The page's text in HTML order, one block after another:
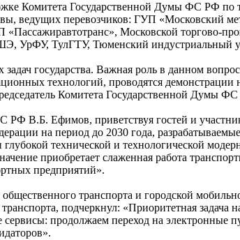
Комитета Государственной Думы ФС РФ по
ведущих перевозчиков: ГУП «Московский
Московской торгово-
Тюменский индустриальный
государства. Важная роль в данном
технологий, проводятся демонстрации
Комитета Государственной Думы
В.Б. Ефимов, приветствуя гостей и
на период до 2030 года,
глубокой технической и технологической
приобретает слаженная работа
предприятий».
транспорта и городской
подчеркнул: «Приоритетная
продолжаем переход на электронные